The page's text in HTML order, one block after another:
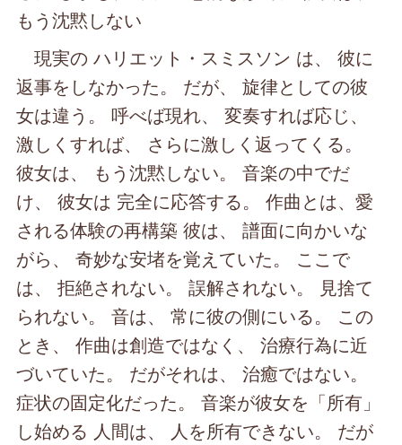
もう沈黙しない
現実の ハリエット・スミスソン は、 彼に
返事をしなかった。 だが、 旋律としての彼
女は違う。 呼べば現れ、 変奏すれば応じ、
激しくすれば、 さらに激しく返ってくる。
彼女は、 もう沈黙しない。 音楽の中でだ
け、 彼女は 完全に応答する。 作曲とは、愛
される体験の再構築 彼は、 譜面に向かいな
がら、 奇妙な安堵を覚えていた。 ここで
は、 拒絶されない。 誤解されない。 見捨て
られない。 音は、 常に彼の側にいる。 この
とき、 作曲は創造ではなく、 治療行為に近
づいていた。 だがそれは、 治癒ではない。
症状の固定化だった。 音楽が彼女を「所有」
し始める 人間は、 人を所有できない。 だが